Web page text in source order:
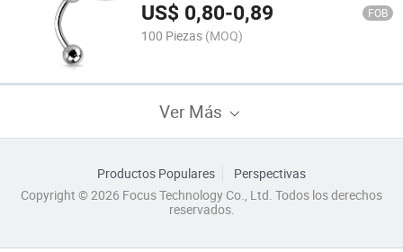
US$ 0,80-0,89 FOB
100 Piezas (MOQ)
Ver Más
Productos Populares
Perspectivas
Copyright © 2026 Focus Technology Co., Ltd. Todos los derechos
reservados.